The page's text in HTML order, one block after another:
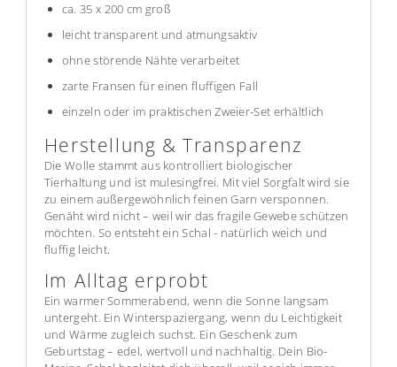
ca. 35 x 200 cm groß
leicht transparent und atmungsaktiv
ohne störende Nähte verarbeitet
zarte Fransen für einen fluffigen Fall
einzeln oder im praktischen Zweier-Set erhältlich
Herstellung & Transparenz
Die Wolle stammt aus kontrolliert biologischer
Tierhaltung und ist mulesingfrei. Mit viel Sorgfalt wird sie
zu einem außergewöhnlich feinen Garn versponnen.
Genäht wird nicht – weil wir das fragile Gewebe schützen
möchten. So entsteht ein Schal - natürlich weich und
fluffig leicht.
Im Alltag erprobt
Ein warmer Sommerabend, wenn die Sonne langsam
untergeht. Ein Winterspaziergang, wenn du Leichtigkeit
und Wärme zugleich suchst. Ein Geschenk zum
Geburtstag – edel, wertvoll und nachhaltig. Dein Bio-